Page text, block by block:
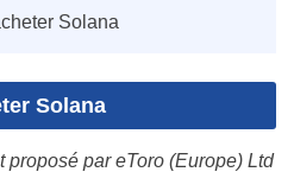
Solana
Solana
proposé par eToro (Europe) Ltd